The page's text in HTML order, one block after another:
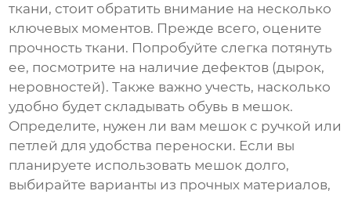
ткани, стоит обратить внимание на несколько
ключевых моментов. Прежде всего, оцените
прочность ткани. Попробуйте слегка потянуть
ее, посмотрите на наличие дефектов (дырок,
неровностей). Также важно учесть, насколько
удобно будет складывать обувь в мешок.
Определите, нужен ли вам мешок с ручкой или
петлей для удобства переноски. Если вы
планируете использовать мешок долго,
выбирайте варианты из прочных материалов,